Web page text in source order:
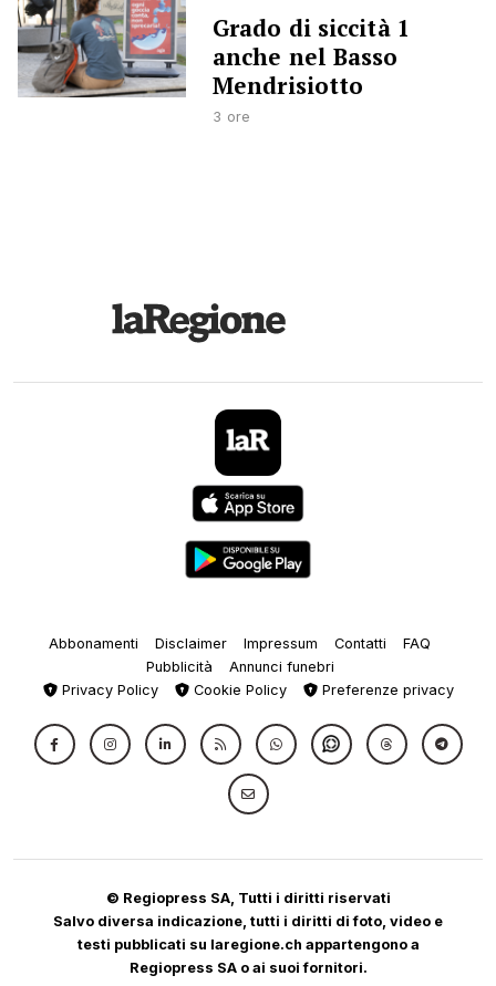
Grado di siccità 1
anche nel Basso
Mendrisiotto
3 ore
Abbonamenti Disclaimer Impressum Contatti
FAQ
Pubblicità
Annunci funebri
Privacy Policy
Cookie Policy Preferenze privacy
© Regiopress SA, Tutti i diritti riservati
Salvo diversa indicazione, tutti i diritti di foto, video e
testi pubblicati su laregione.ch appartengono a
Regiopress SA o ai suoi fornitori.